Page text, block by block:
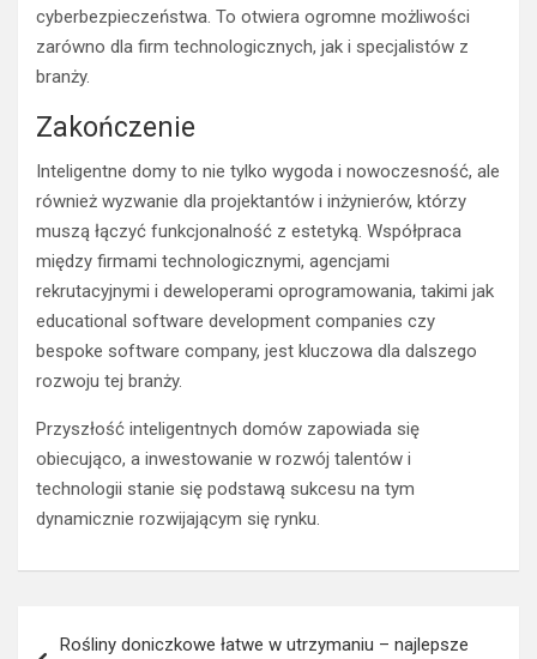
cyberbezpieczeństwa. To otwiera ogromne możliwości
zarówno dla firm technologicznych, jak i specjalistów z
branży.
Zakończenie
Inteligentne domy to nie tylko wygoda i nowoczesność, ale
również wyzwanie dla projektantów i inżynierów, którzy
muszą łączyć funkcjonalność z estetyką. Współpraca
między firmami technologicznymi, agencjami
rekrutacyjnymi i deweloperami oprogramowania, takimi jak
educational software development companies czy
bespoke software company, jest kluczowa dla dalszego
rozwoju tej branży.
Przyszłość inteligentnych domów zapowiada się
obiecująco, a inwestowanie w rozwój talentów i
technologii stanie się podstawą sukcesu na tym
dynamicznie rozwijającym się rynku.
Rośliny doniczkowe łatwe w utrzymaniu – najlepsze